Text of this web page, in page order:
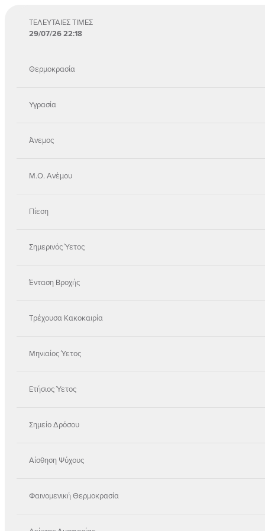
ΤΕΛΕΥΤΑΙΕΣ ΤΙΜΕΣ
29/07/26 22:18
Θερμοκρασία
Υγρασία
Άνεμος
Μ.Ο. Ανέμου
Πίεση
Σημερινός Ύετος
Ένταση Βροχής
Τρέχουσα Κακοκαιρία
Μηνιαίος Ύετος
Ετήσιος Ύετος
Σημείο Δρόσου
Αίσθηση Ψύχους
Φαινομενική Θερμοκρασία